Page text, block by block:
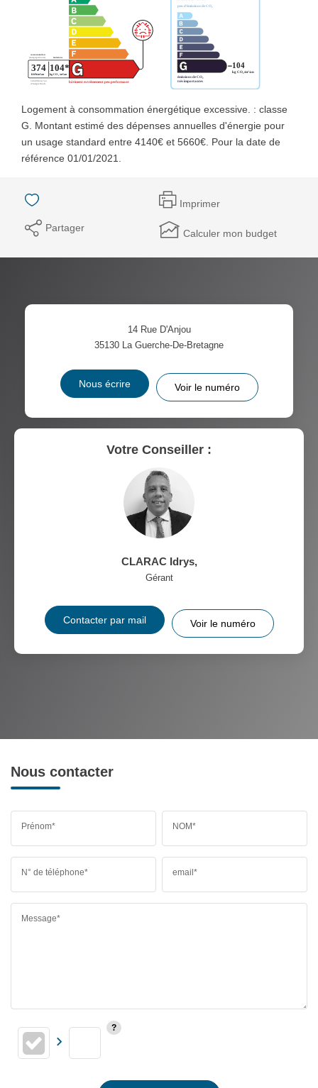
Logement à consommation énergétique excessive. : classe
G. Montant estimé des dépenses annuelles d'énergie pour
un usage standard entre 4140€ et 5660€. Pour la date de
référence 01/01/2021.
Imprimer
Partager Calculer mon budget
14 Rue D'Anjou
35130 La Guerche-De-Bretagne
Nous écrire Voir le numéro
Votre Conseiller :
CLARAC Idrys,
Gérant
Contacter par mail Voir le numéro
Nous contacter
Prénom* NOM*
N° de téléphone* email*
Message*